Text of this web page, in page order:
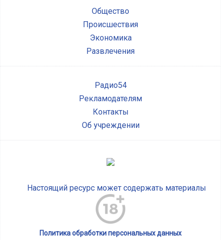
Общество
Происшествия
Экономика
Развлечения
Радио54
Рекламодателям
Контакты
Об учреждении
Настоящий ресурс может содержать материалы
Политика обработки персональных данных